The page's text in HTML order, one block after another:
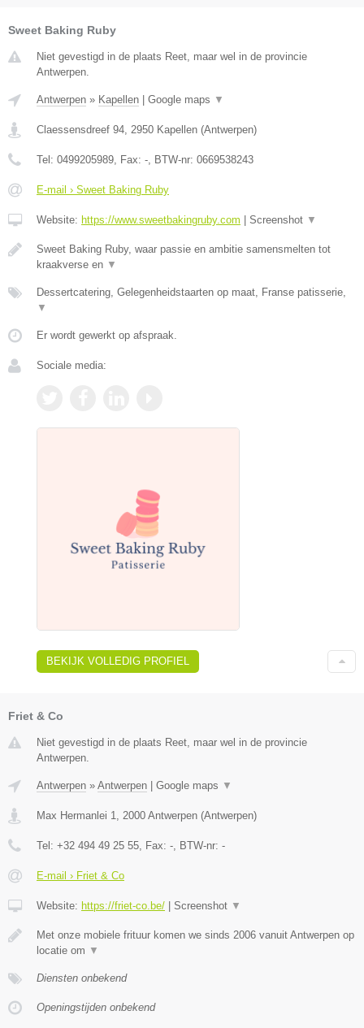
Sweet Baking Ruby
Niet gevestigd in de plaats Reet, maar wel in de provincie
Antwerpen.
Antwerpen » Kapellen Google maps ▼
Claessensdreef 94, 2950 Kapellen (Antwerpen)
Tel: 0499205989, Fax: -, BTW-nr: 0669538243
E-mail › Sweet Baking Ruby
Website: https://www.sweetbakingruby.com Screenshot ▼
Sweet Baking Ruby, waar passie en ambitie samensmelten tot
kraakverse en ▼
Dessertcatering, Gelegenheidstaarten op maat, Franse patisserie,
▼
Er wordt gewerkt op afspraak.
Sociale media:
BEKIJK VOLLEDIG PROFIEL
Friet & Co
Niet gevestigd in de plaats Reet, maar wel in de provincie
Antwerpen.
Antwerpen » Antwerpen Google maps ▼
Max Hermanlei 1, 2000 Antwerpen (Antwerpen)
Tel: +32 494 49 25 55, Fax: -, BTW-nr: -
E-mail › Friet & Co
Website: https://friet-co.be/ Screenshot ▼
Met onze mobiele frituur komen we sinds 2006 vanuit Antwerpen op
locatie om ▼
Diensten onbekend
Openingstijden onbekend